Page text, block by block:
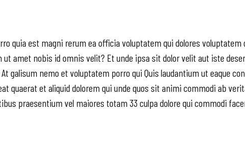
quia est magni rerum ea officia voluptatem qui dolores voluptatem
amet nobis id omnis velit? Et unde ipsa sit dolor velit aut iste
galisum nemo et voluptatem porro qui Quis laudantium ut eaque
quaerat et aliquid dolorem qui unde quos sit animi commodi ab
praesentium vel maiores totam 33 culpa dolore qui commodi